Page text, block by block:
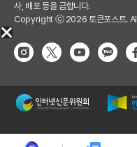
사, 배포 등을 금합니다.
Copyright ⓒ 2026 토큰포스트.